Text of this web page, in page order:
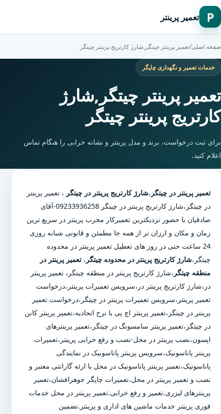
P تعمیر پرینتر
صفحه اصلی/تعمیر پرینتر چیتگر,شارژ کارتریج پرینتر چیتگر
خدمات تعمیر و نگهداری چاپگر
تعمیر پرینتر چیتگر,شارژ
کارتریج پرینتر چیتگر
برای ثبت درخواست، برند و مدل پرینتر و نشانه خرابی را هنگام تماس
اعلام کنید.
تعمیر پرینتر در چیتگر ،شارژ کارتریج پرینتر در چیتگر ، تعمیر پرینتر
در چیتگر ،شارژ کارتریج پرینتر در چیتگر
09233936258-آقای
صادقیان با حضور نزدیکترین تعمیرکار مجرب پرینتر در سریع ترین
زمان و مکان و ارزان تر از همه جا مطمئن و قانونی شبانه روزی
24 ساعت حتی در روز های تعطیل تعمیر پرینتر در محدوده
چیتگر،شارژ کارتریج پرینتر در محدوده چیتگر ، تعمیر پرینتر در
منطقه چیتگر ،شارژ کارتریج پرینتر در منطقه چیتگر، تعمیر پرینتر
در،شارژ کارتریج پرینتر در،سرویس تعمیرات پرینتر،درخواست
تعمیر پرینتر،سرویس تعمیرات پرینتر در چیتگر،درخواست تعمیر
پرینتر در چیتگر،تعمیر پرینتر اچ پی با نرخ اتحادیه،تعمیر پرینتر کانن
در چیتگر،تعمیر پرینتر سامسونگ در چیتگر،تعمیر پرینترهای
اپسون،نصب پرینتر در محل-نصب و رفع خرابی پرینتر،تعمیرات
پرینتر پاناسونیک،سرویس پرینتر پاناسونیک در نمایندگی
پاناسونیک،تعمیر پرینتر پاناسونیک در محل با ارئه گارانتی معتبر و
نصب و تعمیر پرینتر در محل،تعمیرات چاپگر جوهرافشان،تعمیر
پرینترهای لیزری.تعمیر و رفع خرابی.تعمیر پرینتر در محل خدمات
فوری پرینتر خدمات ماشین های اداری و پرینتر.تضمین